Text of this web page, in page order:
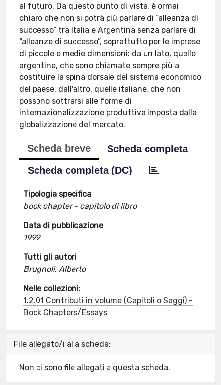
al futuro. Da questo punto di vista, è ormai
chiaro che non si potrà più parlare di “alleanza di
successo” tra Italia e Argentina senza parlare di
“alleanze di successo”, soprattutto per le imprese
di piccole e medie dimensioni: da un lato, quelle
argentine, che sono chiamate sempre più a
costituire la spina dorsale del sistema economico
del paese, dall'altro, quelle italiane, che non
possono sottrarsi alle forme di
internazionalizzazione produttiva imposta dalla
globalizzazione del mercato.
Scheda breve
Scheda completa
Scheda completa (DC)
Tipologia specifica
book chapter - capitolo di libro
Data di pubblicazione
1999
Tutti gli autori
Brugnoli, Alberto
Nelle collezioni:
1.2.01 Contributi in volume (Capitoli o Saggi) -
Book Chapters/Essays
File allegato/i alla scheda:
Non ci sono file allegati a questa scheda.